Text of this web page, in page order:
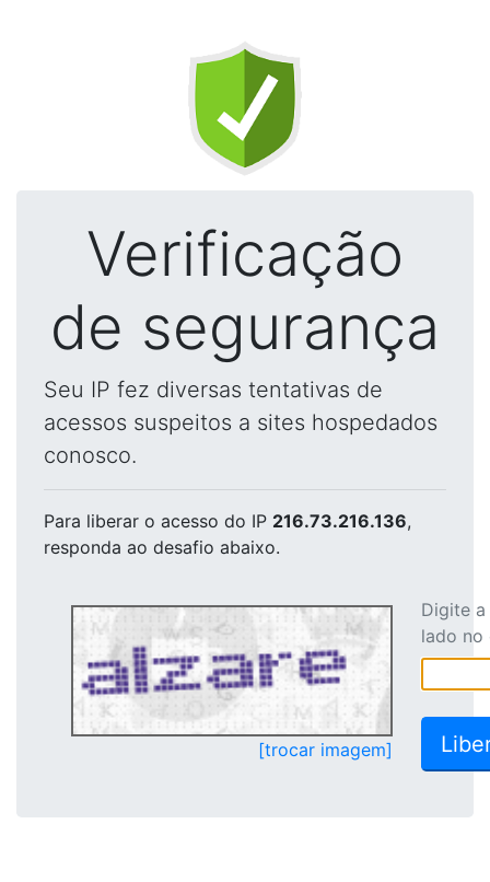
Verificação
de segurança
Seu IP fez diversas tentativas de
acessos suspeitos a sites hospedados
conosco.
Para liberar o acesso do IP 216.73.216.136,
responda ao desafio abaixo.
[trocar imagem]
Digite
lado no